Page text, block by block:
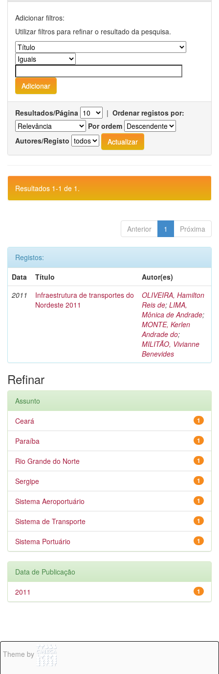
Adicionar filtros:
Utilizar filtros para refinar o resultado da pesquisa.
Resultados/Página | Ordenar registos por:
Por ordem
Autores/Registo
Resultados 1-1 de 1.
Anterior 1 Próxima
Registos:
Data
Título
Autor(es)
2011
Infraestrutura de transportes do
Nordeste 2011
OLIVEIRA, Hamilton
Reis de; LIMA,
Mônica de Andrade;
MONTE, Kerlen
Andrade do;
MILITÃO, Vivianne
Benevides
Refinar
Assunto
1
Ceará
1
Paraíba
1
Rio Grande do Norte
1
Sergipe
1
Sistema Aeroportuário
1
Sistema de Transporte
1
Sistema Portuário
Data de Publicação
1
2011
Theme by